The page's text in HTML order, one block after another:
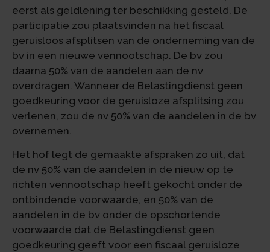
eerst als geldlening ter beschikking gesteld. De
participatie zou plaatsvinden na het fiscaal
geruisloos afsplitsen van de onderneming van de
bv in een nieuwe vennootschap. De bv zou
daarna 50% van de aandelen aan de nv
overdragen. Wanneer de Belastingdienst geen
goedkeuring voor de geruisloze afsplitsing zou
verlenen, zou de nv 50% van de aandelen in de bv
overnemen.
Het hof legt de gemaakte afspraken zo uit, dat
de nv 50% van de aandelen in de nieuw op te
richten vennootschap heeft gekocht onder de
ontbindende voorwaarde, en 50% van de
aandelen in de bv onder de opschortende
voorwaarde dat de Belastingdienst geen
goedkeuring geeft voor een fiscaal geruisloze